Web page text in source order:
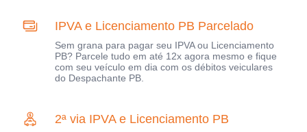
IPVA e Licenciamento PB Parcelado
Sem grana para pagar seu IPVA ou Licenciamento
PB? Parcele tudo em até 12x agora mesmo e fique
com seu veículo em dia com os débitos veiculares
do Despachante PB.
2ª via IPVA e Licenciamento PB